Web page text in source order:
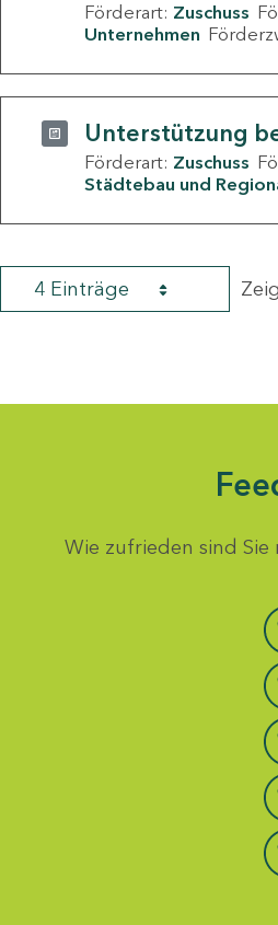
Förderart: Zuschuss
Unternehmen
Unterstützung
Förderart: Zuschuss
Städtebau und
4 Einträge
Wie zufrieden sind Sie